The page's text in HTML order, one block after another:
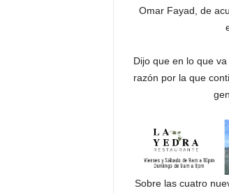
Omar Fayad, de
Dijo que en lo que
razón por la que
Sobre las cuatro